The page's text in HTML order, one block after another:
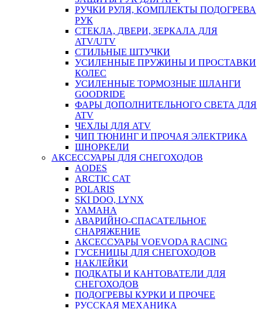
РУЧКИ РУЛЯ, КОМПЛЕКТЫ ПОДОГРЕВА
РУК
СТЕКЛА, ДВЕРИ, ЗЕРКАЛА ДЛЯ
ATV/UTV
СТИЛЬНЫЕ ШТУЧКИ
УСИЛЕННЫЕ ПРУЖИНЫ И ПРОСТАВКИ
КОЛЕС
УСИЛЕННЫЕ ТОРМОЗНЫЕ ШЛАНГИ
GOODRIDE
ФАРЫ ДОПОЛНИТЕЛЬНОГО СВЕТА ДЛЯ
ATV
ЧЕХЛЫ ДЛЯ ATV
ЧИП ТЮНИНГ И ПРОЧАЯ ЭЛЕКТРИКА
ШНОРКЕЛИ
АКСЕССУАРЫ ДЛЯ СНЕГОХОДОВ
AODES
ARCTIC CAT
POLARIS
SKI DOO, LYNX
YAMAHA
АВАРИЙНО-СПАСАТЕЛЬНОЕ
СНАРЯЖЕНИЕ
АКСЕССУАРЫ VOEVODA RACING
ГУСЕНИЦЫ ДЛЯ СНЕГОХОДОВ
НАКЛЕЙКИ
ПОДКАТЫ И КАНТОВАТЕЛИ ДЛЯ
СНЕГОХОДОВ
ПОДОГРЕВЫ КУРКИ И ПРОЧЕЕ
РУССКАЯ МЕХАНИКА